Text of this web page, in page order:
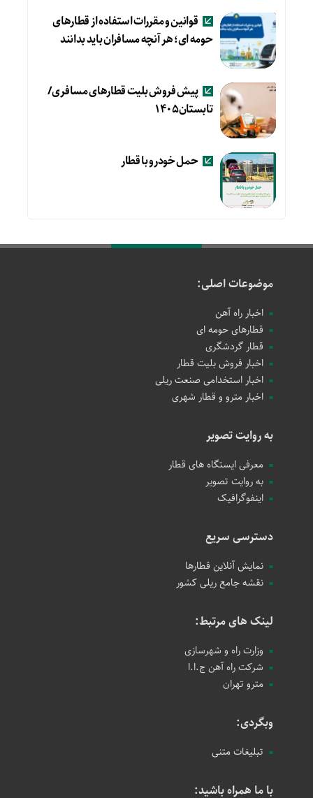
قوانین و مقررات استفاده از قطارهای
حومه ای؛ هر آنچه مسافران باید بدانند
پیش فروش بلیت قطارهای مسافری/
تابستان۱۴۰۵
حمل خودرو با قطار
موضوعات اصلی:
اخبار راه آهن
قطارهای حومه ای
قطار گردشگری
اخبار فروش بلیت قطار
اخبار استخدامی صنعت ریلی
اخبار مترو و قطار شهری
به روایت تصویر
معرفی ایستگاه های قطار
به روایت تصویر
اینفوگرافیک
دسترسی سریع
نمایش آنلاین قطارها
نقشه جامع ریلی کشور
لینک های مرتبط:
وزارت راه و شهرسازی
شرکت راه آهن ج.ا.ا
مترو تهران
وبگردی:
تبلیغات متنی
با ما همراه باشید: